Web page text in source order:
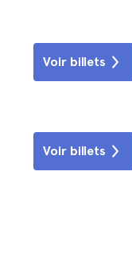
Voir billets
Voir billets